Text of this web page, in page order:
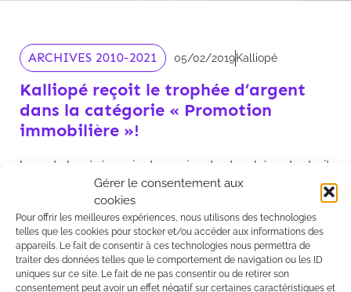
Gérer le consentement aux
cookies
Pour offrir les meilleures expériences, nous utilisons des technologies
telles que les cookies pour stocker et/ou accéder aux informations des
appareils. Le fait de consentir à ces technologies nous permettra de
traiter des données telles que le comportement de navigation ou les ID
uniques sur ce site. Le fait de ne pas consentir ou de retirer son
consentement peut avoir un effet négatif sur certaines caractéristiques et
ARCHIVES 2010-2021 05/02/2019Kalliopé
Kalliopé reçoit le trophée d’argent
dans la catégorie « Promotion
immobilière »!
Lors de la cérémonie de remise des trophées du droit
du jeudi 31 janvier 2019, organisée par le magazine
Decideurs, la société d'avocats Kalliopé, representée
par Lorenzo Balzano s’est vu décernée le trophée
d'argent dans la catégorie “Promotion immobilière”.